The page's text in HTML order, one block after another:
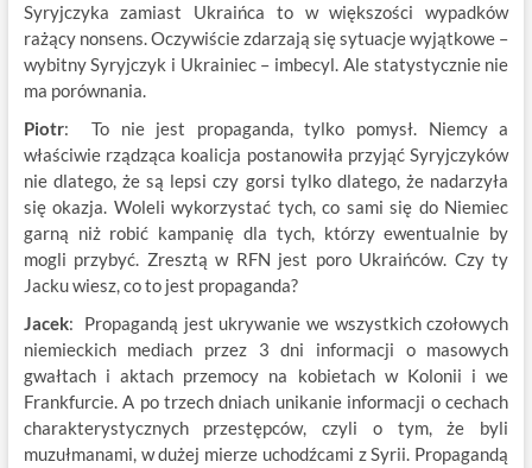
Syryjczyka zamiast Ukraińca to w większości wypadków
rażący nonsens. Oczywiście zdarzają się sytuacje wyjątkowe –
wybitny Syryjczyk i Ukrainiec – imbecyl. Ale statystycznie nie
ma porównania.
Piotr: To nie jest propaganda, tylko pomysł. Niemcy a
właściwie rządząca koalicja postanowiła przyjąć Syryjczyków
nie dlatego, że są lepsi czy gorsi tylko dlatego, że nadarzyła
się okazja. Woleli wykorzystać tych, co sami się do Niemiec
garną niż robić kampanię dla tych, którzy ewentualnie by
mogli przybyć. Zresztą w RFN jest poro Ukraińców. Czy ty
Jacku wiesz, co to jest propaganda?
Jacek: Propagandą jest ukrywanie we wszystkich czołowych
niemieckich mediach przez 3 dni informacji o masowych
gwałtach i aktach przemocy na kobietach w Kolonii i we
Frankfurcie. A po trzech dniach unikanie informacji o cechach
charakterystycznych przestępców, czyli o tym, że byli
muzułmanami, w dużej mierze uchodźcami z Syrii. Propagandą